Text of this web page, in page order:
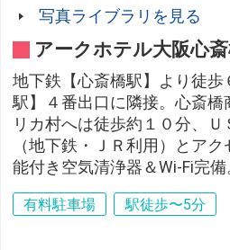
写真ライブラリを見る
アークホテル大阪心
地下鉄【心斎橋駅】より徒歩
駅】４番出口に隣接。心斎橋
リカ村へは徒歩約１０分、
（地下鉄・ＪＲ利用）とア
能付き空気清浄器＆Wi-Fi完備
有料駐車場 駅徒歩〜5分